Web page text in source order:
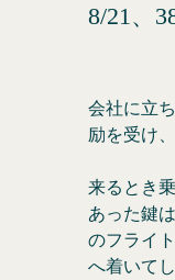
8/21、
会社に立
励を受け
来るとき
あった鍵
のフライ
へ着いて